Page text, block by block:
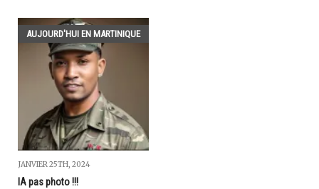
AUJOURD'HUI EN MARTINIQUE
JANVIER 25TH, 2024
IA pas photo !!!